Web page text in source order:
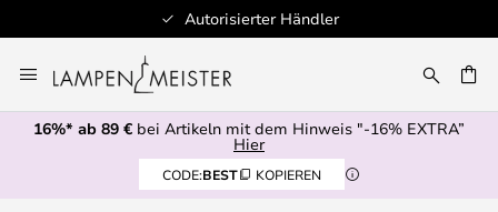
Autorisierter Händler
Inhalt
springen
16%* ab 89 € bei Artikeln mit dem Hinweis "-16% EXTRA”
Hier
CODE:BEST KOPIEREN